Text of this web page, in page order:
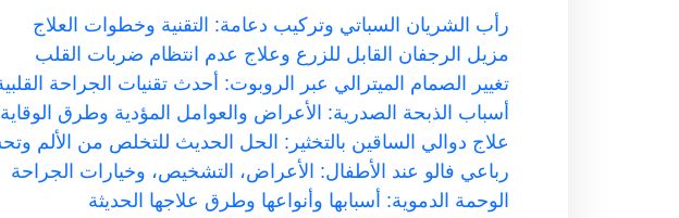
رأب الشريان السباتي وتركيب دعامة: التقنية وخطوات العلاج
مزيل الرجفان القابل للزرع وعلاج عدم انتظام ضربات القلب
تغيير الصمام الميترالي عبر الروبوت: أحدث تقنيات الجراحة
أسباب الذبحة الصدرية: الأعراض والعوامل المؤدية وطرق الوقاية
علاج دوالي الساقين بالتخثير: الحل الحديث للتخلص من الألم
رباعي فالو عند الأطفال: الأعراض، التشخيص، وخيارات الجراحة
الوحمة الدموية: أسبابها وأنواعها وطرق علاجها الحديثة